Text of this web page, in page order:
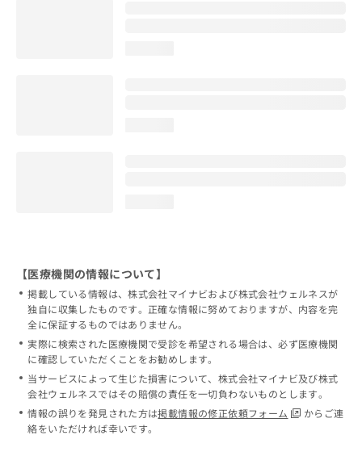
【医療機関の情報について】
掲載している情報は、株式会社マイナビおよび株式会社ウェルネスが
独自に収集したものです。正確な情報に努めておりますが、内容を完
全に保証するものではありません。
実際に検索された医療機関で受診を希望される場合は、必ず医療機関
に確認していただくことをお勧めします。
当サービスによって生じた損害について、株式会社マイナビ及び株式
会社ウェルネスではその賠償の責任を一切負わないものとします。
情報の誤りを発見された方は掲載情報の修正依頼フォーム
からご連
絡をいただければ幸いです。